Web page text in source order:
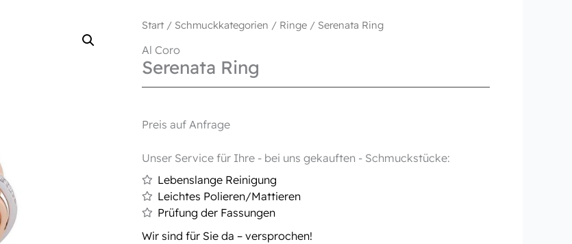
Start / Schmuckkategorien / Ringe / Serenata Ring
Al Coro
Serenata Ring
Preis auf Anfrage
Unser Service für Ihre - bei uns gekauften - Schmuckstücke:
Lebenslange Reinigung
Leichtes Polieren/Mattieren
Prüfung der Fassungen
Wir sind für Sie da – versprochen!